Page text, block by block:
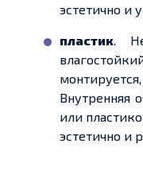
эстетично и
пластик. Не
Внутренняя
или
эстетично и